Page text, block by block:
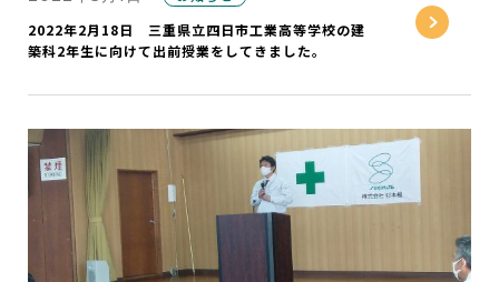
2022年2月18日 三重県立四日市工業高等学校の建
築科2年生に向けて出前授業をしてきました。